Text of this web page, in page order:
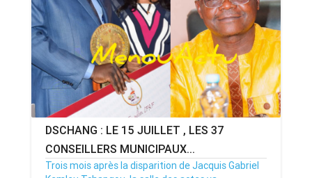
DSCHANG : LE 15 JUILLET , LES 37
CONSEILLERS MUNICIPAUX...
Trois mois après la disparition de Jacquis Gabriel